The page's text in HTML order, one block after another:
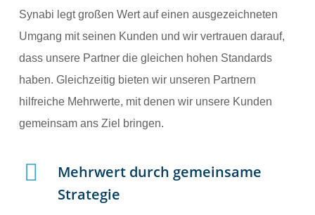
Synabi legt großen Wert auf einen ausgezeichneten
Umgang mit seinen Kunden und wir vertrauen darauf,
dass unsere Partner die gleichen hohen Standards
haben. Gleichzeitig bieten wir unseren Partnern
hilfreiche Mehrwerte, mit denen wir unsere Kunden
gemeinsam ans Ziel bringen.
Mehrwert durch gemeinsame
Strategie